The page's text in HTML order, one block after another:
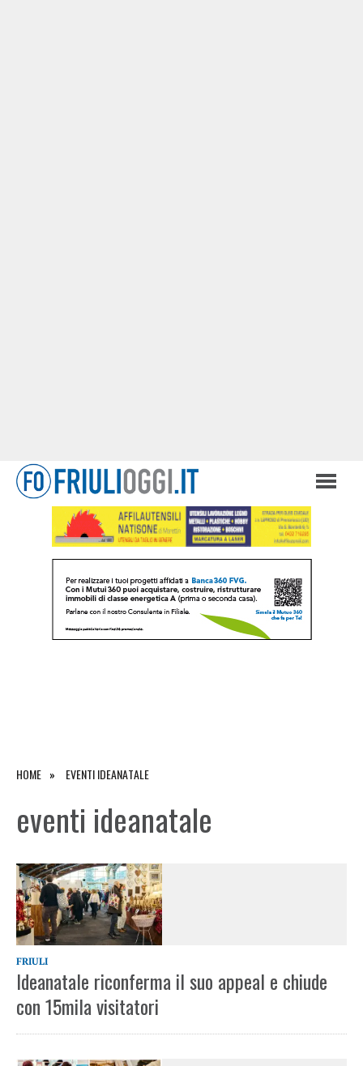
HOME EVENTI IDEANATALE
eventi ideanatale
FRIULI
Ideanatale riconferma il suo appeal e chiude
con 15mila visitatori